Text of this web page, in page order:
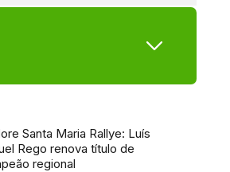
Santa Maria Rallye: Luís
Rego renova título de
regional